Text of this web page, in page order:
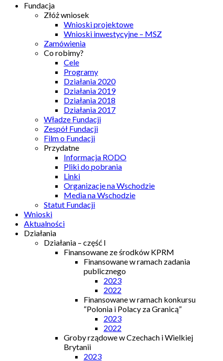
Fundacja
Złóż wniosek
Wnioski projektowe
Wnioski inwestycyjne – MSZ
Zamówienia
Co robimy?
Cele
Programy
Działania 2020
Działania 2019
Działania 2018
Działania 2017
Władze Fundacji
Zespół Fundacji
Film o Fundacji
Przydatne
Informacja RODO
Pliki do pobrania
Linki
Organizacje na Wschodzie
Media na Wschodzie
Statut Fundacji
Wnioski
Aktualności
Działania
Działania – część I
Finansowane ze środków KPRM
Finansowane w ramach zadania
publicznego
2023
2022
Finansowane w ramach konkursu
“Polonia i Polacy za Granicą”
2023
2022
Groby rządowe w Czechach i Wielkiej
Brytanii
2023